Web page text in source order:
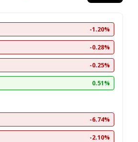
-1.20%
-0.28%
-0.25%
0.51%
-6.74%
-2.10%